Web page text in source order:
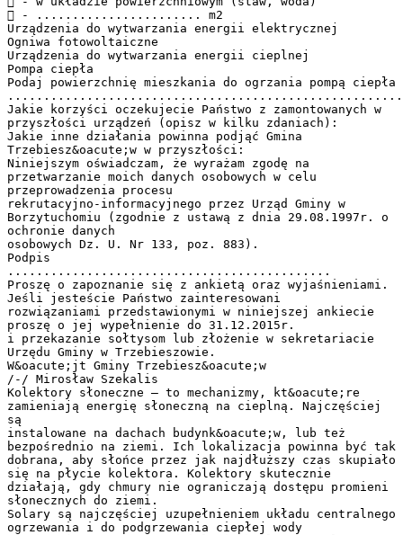
 - ....................... m2
Urządzenia do wytwarzania energii elektrycznej
Ogniwa fotowoltaiczne
Urządzenia do wytwarzania energii cieplnej
Pompa ciepła
Podaj powierzchnię mieszkania do ogrzania pompą ciepła
Jakie korzyści oczekujecie Państwo z zamontowanych w
przyszłości urządzeń (opisz w kilku zdaniach):
Jakie inne działania powinna podjąć Gmina
Trzebiesz&oacute;w w przyszłości:
Niniejszym oświadczam, że wyrażam zgodę na
przetwarzanie moich danych osobowych w celu
przeprowadzenia procesu
rekrutacyjno-informacyjnego przez Urząd Gminy w
Borzytuchomiu (zgodnie z ustawą z dnia 29.08.1997r. o
ochronie danych
osobowych Dz. U. Nr 133, poz. 883).
Podpis
.............................................
Proszę o zapoznanie się z ankietą oraz wyjaśnieniami.
Jeśli jesteście Państwo zainteresowani
rozwiązaniami przedstawionymi w niniejszej ankiecie
proszę o jej wypełnienie do 31.12.2015r.
i przekazanie sołtysom lub złożenie w sekretariacie
Urzędu Gminy w Trzebieszowie.
W&oacute;jt Gminy Trzebiesz&oacute;w
/-/ Mirosław Szekalis
Kolektory słoneczne – to mechanizmy, kt&oacute;re
zamieniają energię słoneczną na cieplną. Najczęściej
są
instalowane na dachach budynk&oacute;w, lub też
bezpośrednio na ziemi. Ich lokalizacja powinna być tak
dobrana, aby słońce przez jak najdłuższy czas skupiało
się na płycie kolektora. Kolektory skutecznie
działają, gdy chmury nie ograniczają dostępu promieni
słonecznych do ziemi.
Solary są najczęściej uzupełnieniem układu centralnego
ogrzewania i do podgrzewania ciepłej wody